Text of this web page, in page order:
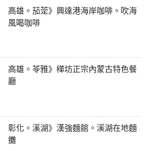
高雄。茄萣》興達港海岸咖啡。吹海
風喝咖啡
高雄。苓雅》樺坊正宗內蒙古特色餐
廳
彰化。溪湖》漢強麵館。溪湖在地麵
攤